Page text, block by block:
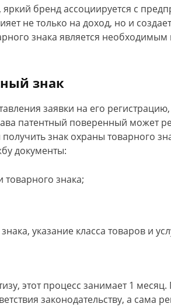
бренд ассоциируется с
не только на доход, но и
знака является
знак
заявки на его
патентный поверенный может
знак охраны товарного
документы:
товарного знака;
указание класса товаров и
этот процесс занимает 1
законодательству, а сама